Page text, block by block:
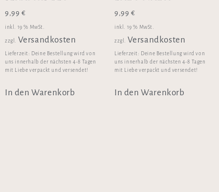
9,99 €
inkl. 19 % MwSt.
zzgl. Versandkosten
Lieferzeit: Deine Bestellung wird von
uns innerhalb der nächsten 4-8 Tagen
mit Liebe verpackt und versendet!
In den Warenkorb
9,99 €
inkl. 19 % MwSt.
zzgl. Versandkosten
Lieferzeit: Deine Bestellung wird von
uns innerhalb der nächsten 4-8 Tagen
mit Liebe verpackt und versendet!
In den Warenkorb